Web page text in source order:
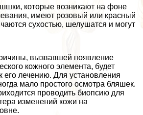
которые возникают на фоне
имеют розовый или красный
сухостью, шелушатся и могут
вызвавшей появление
кожного элемента, будет
его лечению. Для установления
мало простого осмотра бляшек.
проводить биопсию для
изменений кожи на